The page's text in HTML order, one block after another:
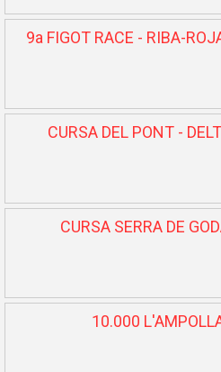
9a FIGOT RACE - RIBA-
CURSA DEL PONT -
CURSA SERRA DE
10.000